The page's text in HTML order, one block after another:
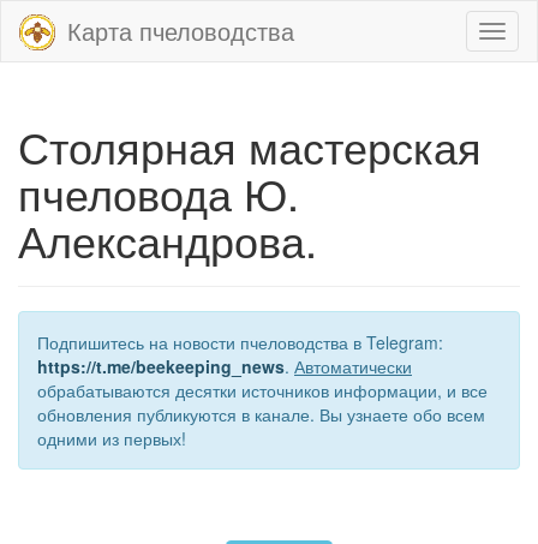
Карта пчеловодства
Столярная мастерская
пчеловода Ю.
Александрова.
Подпишитесь на новости пчеловодства в Telegram:
https://t.me/beekeeping_news. Автоматически
обрабатываются десятки источников информации, и все
обновления публикуются в канале. Вы узнаете обо всем
одними из первых!